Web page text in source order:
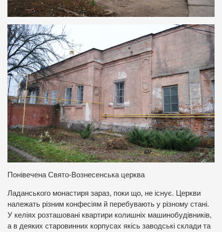
Понівечена Свято-Вознесенська церква
Ладанського монастиря зараз, поки що, не існує. Церкви
належать різним конфесіям й перебувають у різному стані.
У келіях розташовані квартири колишніх машинобудівників,
а в деяких старовинних корпусах якісь заводські склади та